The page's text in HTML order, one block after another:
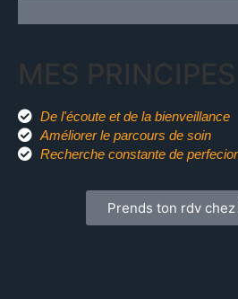
MES PRINCIPES
De l'écoute et de la bienveillance
Améliorer le parcours de soin
Recherche constante de
Prends ton rdv